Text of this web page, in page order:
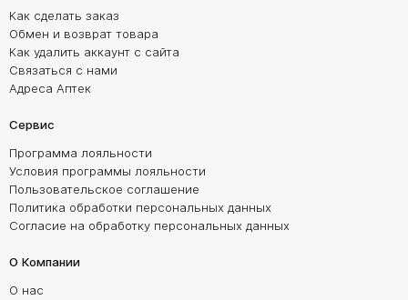
Как сделать заказ
Обмен и возврат товара
Как удалить аккаунт с сайта
Связаться с нами
Адреса Аптек
Сервис
Программа лояльности
Условия программы лояльности
Пользовательское соглашение
Политика обработки персональных данных
Согласие на обработку персональных данных
О Компании
О нас